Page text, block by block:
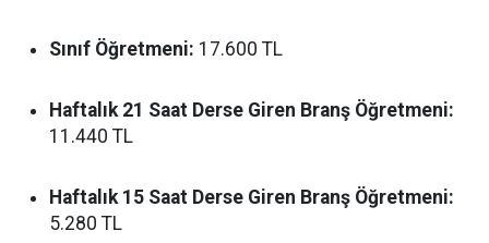
Sınıf Öğretmeni: 17.600 TL
Haftalık 21 Saat Derse Giren Branş Öğretmeni:
11.440 TL
Haftalık 15 Saat Derse Giren Branş Öğretmeni:
5.280 TL